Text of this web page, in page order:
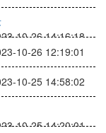
10-26 14:16:18
10-26 12:19:01
10-25 14:58:02
10-25 14:20:01